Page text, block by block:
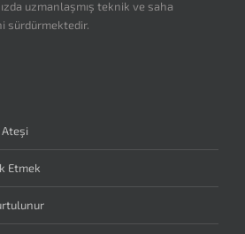
uzmanlaşmış teknik ve saha
sürdürmektedir.
Ateşi
Etmek